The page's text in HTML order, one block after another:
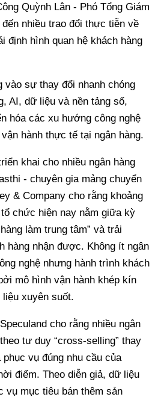
Quỳnh Lân - Phó Tổng Giám
nhiều trao đổi thực tiễn về
định hình quan hệ khách hàng
vào sự thay đổi nhanh chóng
AI, dữ liệu và nền tảng số,
hóa các xu hướng công nghệ
hành thực tế tại ngân hàng.
khai cho nhiều ngân hàng
- chuyên gia mảng chuyển
& Company cho rằng khoảng
chức hiện nay nằm giữa kỳ
làm trung tâm” và trải
hàng nhận được. Không ít ngân
nghệ nhưng hành trình khách
mô hình vận hành khép kín
xuyên suốt.
cho rằng nhiều ngân
tư duy “cross-selling” thay
vụ đúng nhu cầu của
điểm. Theo diễn giả, dữ liệu
vụ mục tiêu bán thêm sản